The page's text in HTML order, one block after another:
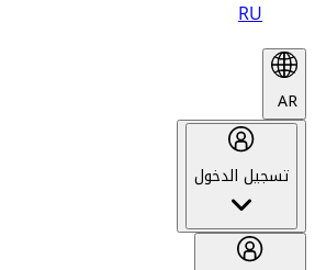
RU
AR
تسجيل الدخول